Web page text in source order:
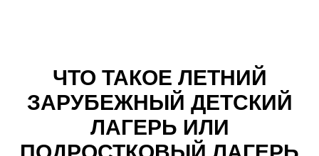
ЧТО ТАКОЕ ЛЕТНИЙ
ЗАРУБЕЖНЫЙ ДЕТСКИЙ
ЛАГЕРЬ ИЛИ